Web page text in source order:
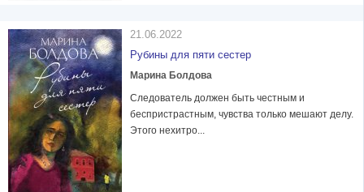
21.06.2022
Рубины для пяти сестер
Марина Болдова
Следователь должен быть честным и
беспристрастным, чувства только мешают делу.
Этого нехитро...